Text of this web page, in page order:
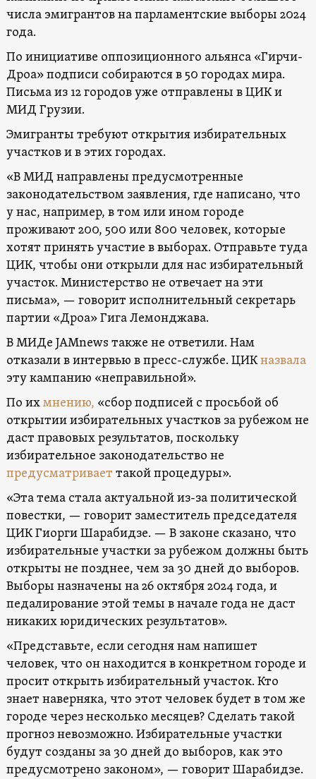
числа эмигрантов на парламентские выборы 2024
года.
По инициативе оппозиционного альянса «Гирчи-
Дроа» подписи собираются в 50 городах мира.
Письма из 12 городов уже отправлены в ЦИК и
МИД Грузии.
Эмигранты требуют открытия избирательных
участков и в этих городах.
«В МИД направлены предусмотренные
законодательством заявления, где написано, что
у нас, например, в том или ином городе
проживают 200, 500 или 800 человек, которые
хотят принять участие в выборах. Отправьте туда
ЦИК, чтобы они открыли для нас избирательный
участок. Министерство не отвечает на эти
письма», — говорит исполнительный секретарь
партии «Дроа» Гига Лемонджава.
В МИДе JAMnews также не ответили. Нам
отказали в интервью в пресс-службе. ЦИКназвала
эту кампанию «неправильной».
По ихмнению, «сбор подписей с просьбой об
открытии избирательных участков за рубежом не
даст правовых результатов, поскольку
избирательное законодательство не
предусматривает такой процедуры».
«Эта тема стала актуальной из-за политической
повестки, — говорит заместитель председателя
ЦИК Гиорги Шарабидзе. — В законе сказано, что
избирательные участки за рубежом должны быть
открыты не позднее, чем за 30 дней до выборов.
Выборы назначены на 26 октября 2024 года, и
педалирование этой темы в начале года не даст
никаких юридических результатов».
«Представьте, если сегодня нам напишет
человек, что он находится в конкретном городе и
просит открыть избирательный участок. Кто
знает наверняка, что этот человек будет в том же
городе через несколько месяцев? Сделать такой
прогноз невозможно. Избирательные участки
будут созданы за 30 дней до выборов, как это
предусмотрено законом», — говорит Шарабидзе.